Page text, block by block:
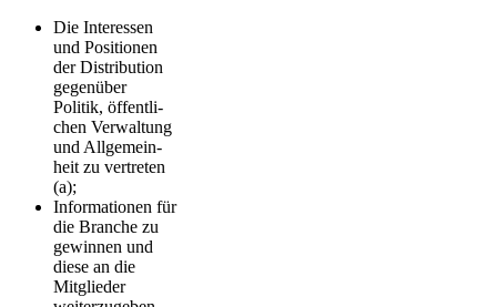
Die Interessen
und Positionen
der Distribution
gegenüber
Politik, öf­fent­li­
chen Ver­waltung
und Allge­mein­
heit zu vertreten
(a);
Informationen für
die Branche zu
gewinnen und
diese an die
Mitglieder